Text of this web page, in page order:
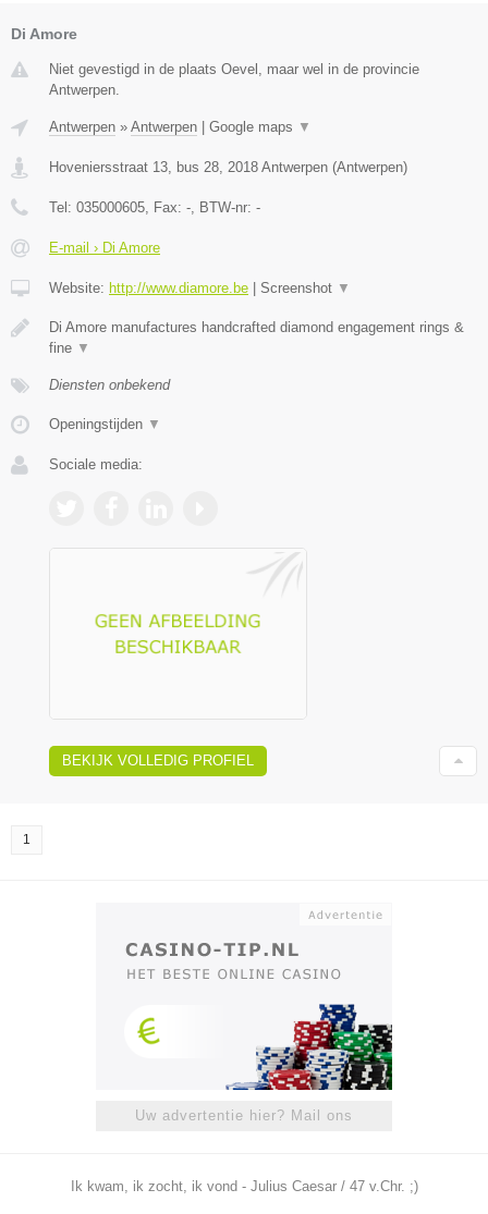
Di Amore
Niet gevestigd in de plaats Oevel, maar wel in de provincie
Antwerpen.
Antwerpen » Antwerpen | Google maps ▼
Hoveniersstraat 13, bus 28 2018 Antwerpen (Antwerpen)
Tel: 035000605 , Fax: - , BTW-nr: -
E-mail › Di Amore
Website: http://www.diamore.be | Screenshot ▼
Di Amore manufactures handcrafted diamond engagement rings &
fine ▼
Diensten onbekend
Openingstijden ▼
Sociale media:
BEKIJK VOLLEDIG PROFIEL
1
Uw advertentie hier? Mail ons
Ik kwam, ik zocht, ik vond - Julius Caesar / 47 v.Chr. ;)